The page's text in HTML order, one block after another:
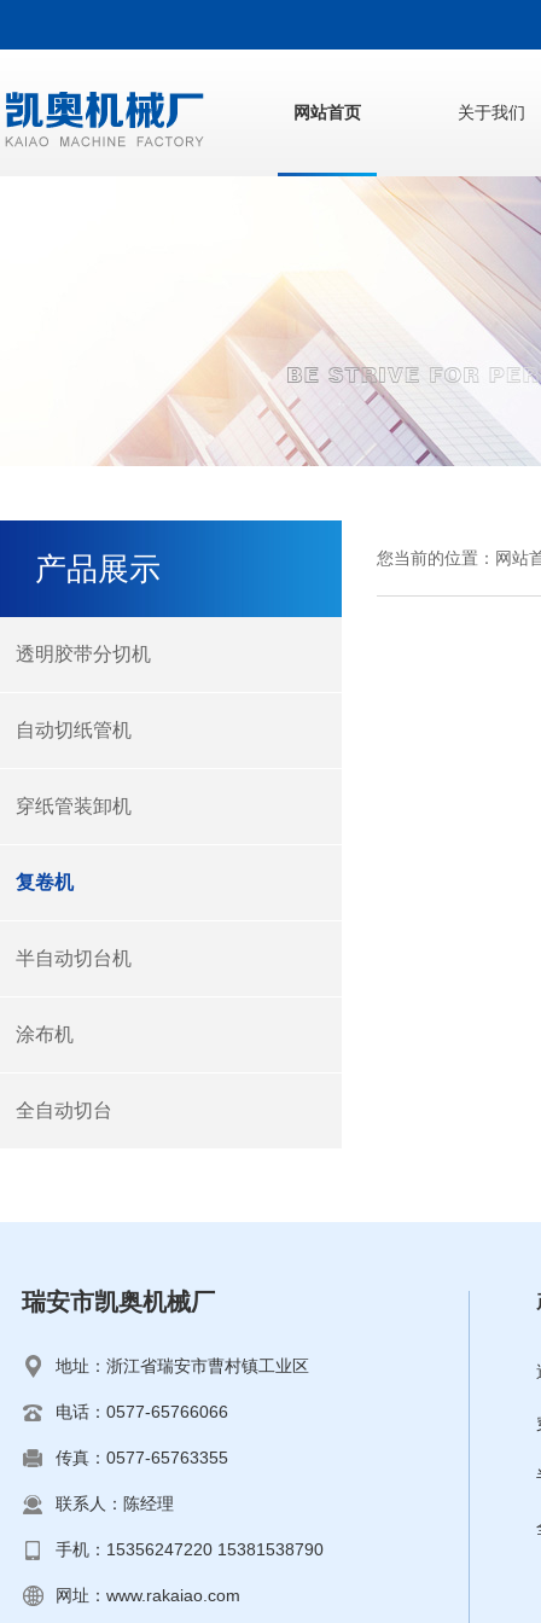
网站首页 关于我们
产品展示
透明胶带分切机
自动切纸管机
穿纸管装卸机
复卷机
半自动切台机
涂布机
全自动切台
您当前的位置： 网站
瑞安市凯奥机械厂
地址：浙江省瑞安市曹村镇工业区
电话：0577-65766066
传真：0577-65763355
联系人：陈经理
手机：15356247220 15381538790
网址： www.rakaiao.com